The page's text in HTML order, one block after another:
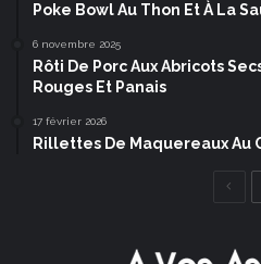
Poke Bowl Au Thon Et À La
6 novembre 2025
Rôti De Porc Aux Abricots
Rouges Et Panais
17 février 2026
Rillettes De Maquereaux Au